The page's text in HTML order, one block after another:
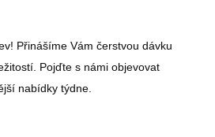
Přinášíme Vám čerstvou dávku
Pojďte s námi objevovat
nabídky týdne.